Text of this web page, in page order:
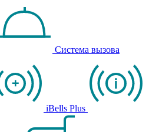
Система вызова
iBells Plus